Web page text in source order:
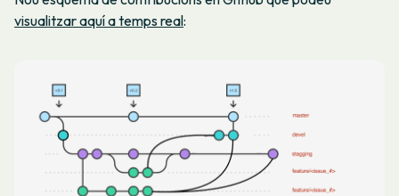
visualitzar aquí a temps real: